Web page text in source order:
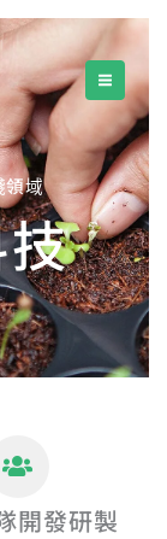
領域
開發研製